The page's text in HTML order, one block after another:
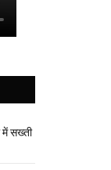
में सख्ती